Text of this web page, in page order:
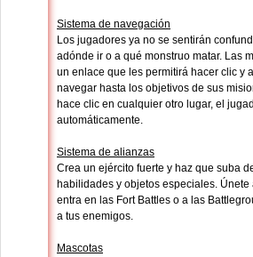
Sistema de navegación
Los jugadores ya no se sentirán
adónde ir o a qué monstruo matar. Las
un enlace que les permitirá hacer clic y
navegar hasta los objetivos de sus
hace clic en cualquier otro lugar, el
automáticamente.
Sistema de alianzas
Crea un ejército fuerte y haz que suba
habilidades y objetos especiales. Únete
entra en las Fort Battles o a las
a tus enemigos.
Mascotas